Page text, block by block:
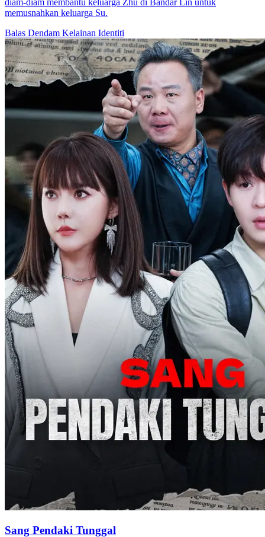
diam-diam membantu keluarga Zhu di Bandar Lin untuk
memusnahkan keluarga Su.
Balas Dendam Kelainan Identiti
Sang Pendaki Tunggal